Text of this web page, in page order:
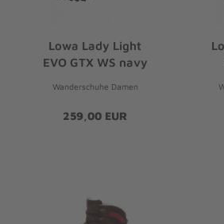
Lowa Lady Light
EVO GTX WS navy
Wanderschuhe Damen
259,00 EUR